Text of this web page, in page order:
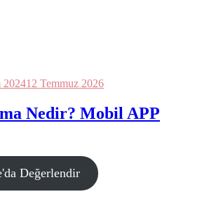
202412 Temmuz 2026
Nedir? Mobil APP
Değerlendir